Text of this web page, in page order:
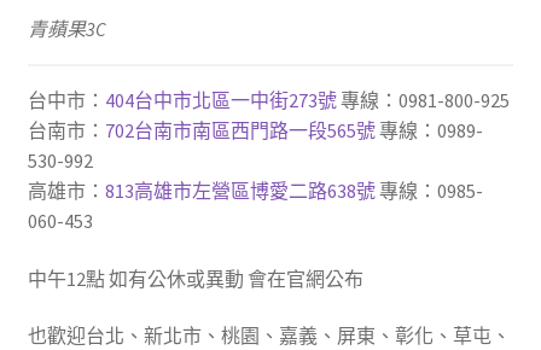
青蘋果3C
台中市： 404台中市北區一中街273號專線：0981-800-925
台南市： 702台南市南區西門路一段565號專線：0989-
530-992
高雄市： 813高雄市左營區博愛二路638號專線：0985-
060-453
中午12點 如有公休或異動 會在官網公布
也歡迎台北、新北市、桃園、嘉義、屏東、彰化、草屯、